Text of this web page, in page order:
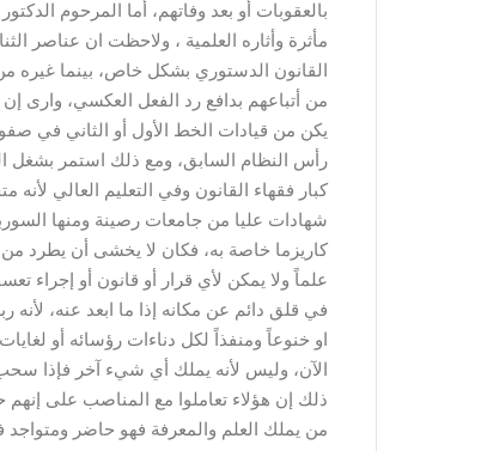
بالعقوبات أو بعد وفاتهم، أما المرحوم
مأثرة وأثاره العلمية ، ولاحظت ان عناصر
القانون الدستوري بشكل خاص، بينما غيره من
من أتباعهم بدافع رد الفعل العكسي، وارى
يكن من قيادات الخط الأول أو الثاني في
رأس النظام السابق، ومع ذلك استمر بشغل
كبار فقهاء القانون وفي التعليم العالي
شهادات عليا من جامعات رصينة ومنها
كاريزما خاصة به، فكان لا يخشى أن يطرد
علماً ولا يمكن لأي قرار أو قانون أو
في قلق دائم عن مكانه إذا ما ابعد عنه،
او خنوعاً ومنفذاً لكل دناءات رؤسائه أو
الآن، وليس لأنه يملك أي شيء آخر فإذا
ذلك إن هؤلاء تعاملوا مع المناصب على
من يملك العلم والمعرفة فهو حاضر